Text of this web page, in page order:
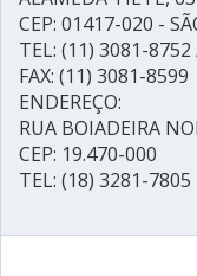
CEP: 01417-020 -
TEL: (11) 3081-
FAX: (11) 3081-8599
ENDEREÇO:
RUA BOIADEIRA
CEP: 19.470-000
TEL: (18) 3281-7805